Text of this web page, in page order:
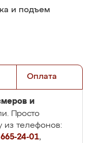
и подъем
Оплата
и
Просто
из телефонов:
24-01,